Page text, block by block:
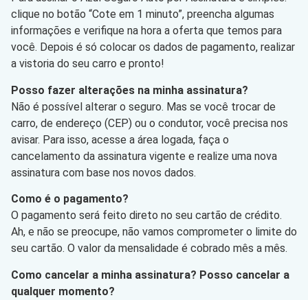
clique no botão “Cote em 1 minuto”, preencha algumas
informações e verifique na hora a oferta que temos para
você. Depois é só colocar os dados de pagamento, realizar
a vistoria do seu carro e pronto!
Posso fazer alterações na minha assinatura?
Não é possível alterar o seguro. Mas se você trocar de
carro, de endereço (CEP) ou o condutor, você precisa nos
avisar. Para isso, acesse a área logada, faça o
cancelamento da assinatura vigente e realize uma nova
assinatura com base nos novos dados.
Como é o pagamento?
O pagamento será feito direto no seu cartão de crédito.
Ah, e não se preocupe, não vamos comprometer o limite do
seu cartão. O valor da mensalidade é cobrado mês a mês.
Como cancelar a minha assinatura? Posso cancelar a
qualquer momento?